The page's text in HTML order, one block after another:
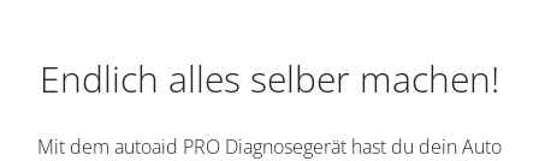
Endlich alles selber machen!
Mit dem autoaid PRO Diagnosegerät hast du dein Auto